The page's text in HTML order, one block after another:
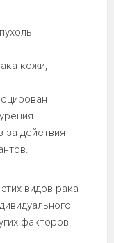
кожи,
за действия
видов рака
факторов.